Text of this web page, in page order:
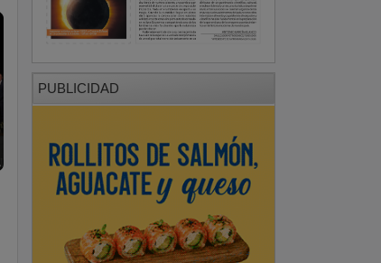
PUBLICIDAD